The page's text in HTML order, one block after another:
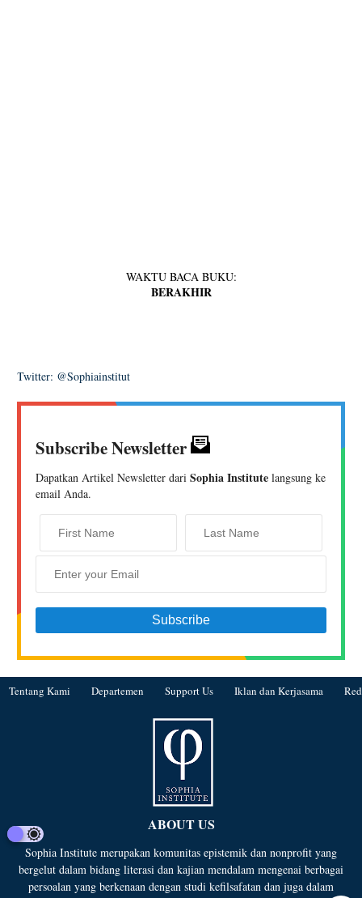
WAKTU BACA BUKU:
BERAKHIR
Twitter: @Sophiainstitut
Subscribe Newsletter
Dapatkan Artikel Newsletter dari Sophia Institute langsung ke
email Anda.
Tentang Kami Departemen Support Us Iklan dan Kerjasama
ABOUT US
Sophia Institute merupakan komunitas epistemik dan nonprofit yang
bergelut dalam bidang literasi dan kajian mendalam mengenai berbagai
persoalan yang berkenaan dengan studi kefilsafatan dan juga dalam